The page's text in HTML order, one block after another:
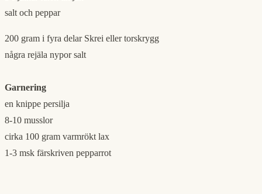
salt och peppar
200 gram i fyra delar Skrei eller torskrygg
några rejäla nypor salt
Garnering
en knippe persilja
8-10 musslor
cirka 100 gram varmrökt lax
1-3 msk färskriven pepparrot